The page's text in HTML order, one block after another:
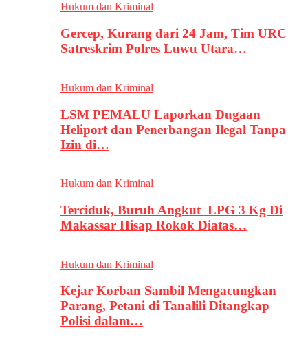
Hukum dan Kriminal
Gercep, Kurang dari 24 Jam, Tim URC
Satreskrim Polres Luwu Utara…
Hukum dan Kriminal
LSM PEMALU Laporkan Dugaan
Heliport dan Penerbangan Ilegal Tanpa
Izin di…
Hukum dan Kriminal
Terciduk, Buruh Angkut LPG 3 Kg Di
Makassar Hisap Rokok Diatas…
Hukum dan Kriminal
Kejar Korban Sambil Mengacungkan
Parang, Petani di Tanalili Ditangkap
Polisi dalam…